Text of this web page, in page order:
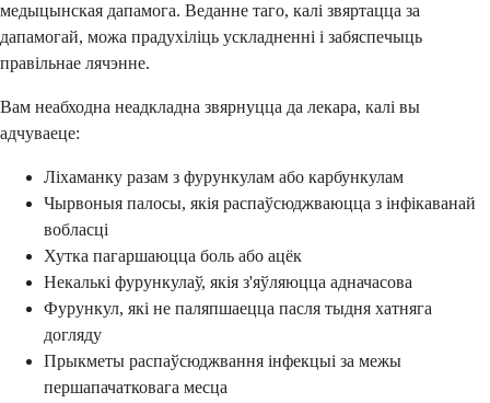
медыцынская дапамога. Веданне таго, калі звяртацца за
дапамогай, можа прадухіліць ускладненні і забяспечыць
правільнае лячэнне.
Вам неабходна неадкладна звярнуцца да лекара, калі вы
адчуваеце:
Ліхаманку разам з фурункулам або карбункулам
Чырвоныя палосы, якія распаўсюджваюцца з інфікаванай
вобласці
Хутка пагаршаюцца боль або ацёк
Некалькі фурункулаў, якія з'яўляюцца адначасова
Фурункул, які не паляпшаецца пасля тыдня хатняга
догляду
Прыкметы распаўсюджвання інфекцыі за межы
першапачатковага месца